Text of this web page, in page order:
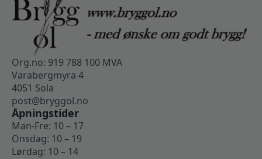
Org.no: 919 788 100 MVA
Varabergmyra 4
4051 Sola
post@bryggol.no
Åpningstider
Man-Fre: 10 – 17
Onsdag: 10 – 19
Lørdag: 10 – 14